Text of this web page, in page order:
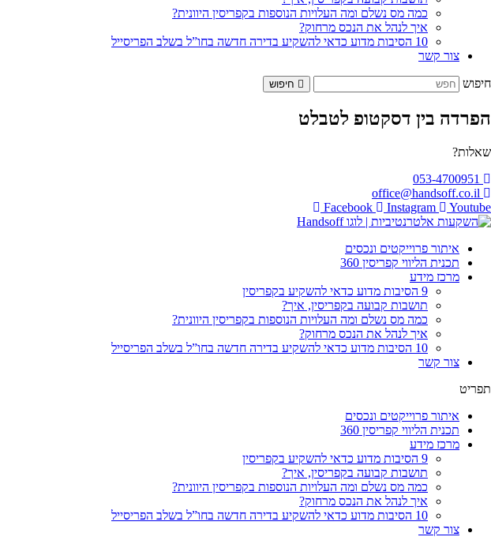
כמה מס נשלם ומה העלויות הנוספות בקפריסין היוונית?
איך לנהל את הנכס מרחוק?
10 הסיבות מדוע כדאי להשקיע בדירה חדשה בחו”ל בשלב הפריסייל
צור קשר
חיפוש חיפוש
הפרדה בין דסקטופ לטבלט
שאלות?
053-4700951
office@handsoff.co.il
Facebook
Instagram Youtube
איתור פרוייקטים ונכסים
תכנית הליווי קפריסין 360
מרכז מידע
9 הסיבות מדוע כדאי להשקיע בקפריסין
תושבות קבועה בקפריסין, איך?
כמה מס נשלם ומה העלויות הנוספות בקפריסין היוונית?
איך לנהל את הנכס מרחוק?
10 הסיבות מדוע כדאי להשקיע בדירה חדשה בחו”ל בשלב הפריסייל
צור קשר
תפריט
איתור פרוייקטים ונכסים
תכנית הליווי קפריסין 360
מרכז מידע
9 הסיבות מדוע כדאי להשקיע בקפריסין
תושבות קבועה בקפריסין, איך?
כמה מס נשלם ומה העלויות הנוספות בקפריסין היוונית?
איך לנהל את הנכס מרחוק?
10 הסיבות מדוע כדאי להשקיע בדירה חדשה בחו”ל בשלב הפריסייל
צור קשר